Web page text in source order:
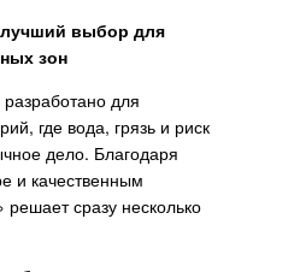
выбор для
зон
для
где вода, грязь и риск
дело. Благодаря
и качественным
сразу несколько